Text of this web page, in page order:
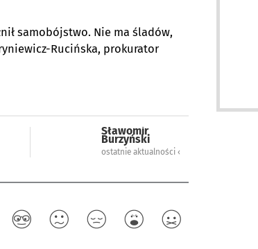
samobójstwo. Nie ma śladów,
Rucińska, prokurator
Sławomir
Burzyński
ostatnie aktualności ‹